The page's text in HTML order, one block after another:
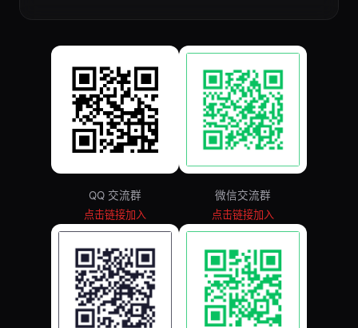
QQ 交流群
点击链接加入
微信交流群
点击链接加入